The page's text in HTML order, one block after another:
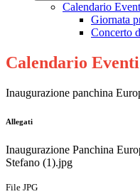
Calendario
Giornata
Concerto
Calendario Eventi
Inaugurazione panchina
Allegati
Inaugurazione Panchina
Stefano (1).jpg
File JPG